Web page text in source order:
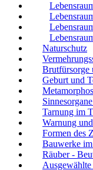
Naturschutz
Brutfürsorge
Geburt und
Tarnung im
Warnung
Formen des
Bauwerke
Räuber -
Ausgewählte